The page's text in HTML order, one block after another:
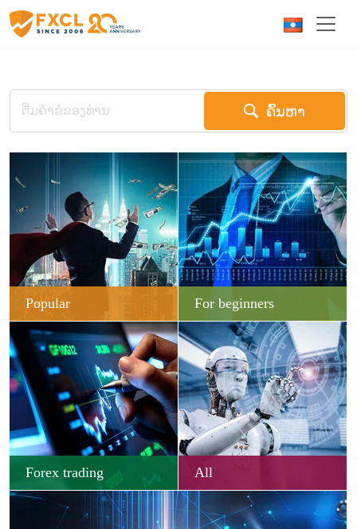
ຄົ້ນຫາ
Popular For beginners
Forex trading All